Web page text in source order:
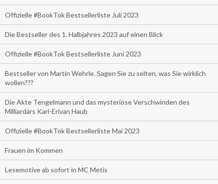
Offizielle #BookTok Bestsellerliste Juli 2023
Die Bestseller des 1. Halbjahres 2023 auf einen Blick
Offizielle #BookTok Bestsellerliste Juni 2023
Bestseller von Martin Wehrle. Sagen Sie zu selten, was Sie wirklich
wollen???
Die Akte Tengelmann und das mysteriöse Verschwinden des
Milliardärs Karl-Erivan Haub
Offizielle #BookTok Bestsellerliste Mai 2023
Frauen im Kommen
Lesemotive ab sofort in MC Metis